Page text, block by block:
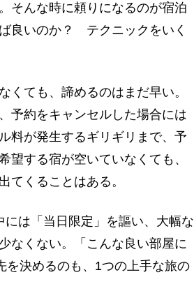
そんな時に頼りになるのが宿泊
良いのか？ テクニックをいく
ても、諦めるのはまだ早い。
予約をキャンセルした場合には
料が発生するギリギリまで、予
望する宿が空いていなくても、
てくることはある。
は「当日限定」を謳い、大幅な
なくない。「こんな良い部屋に
を決めるのも、1つの上手な旅の